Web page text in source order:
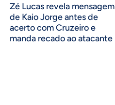
Zé Lucas revela mensagem
de Kaio Jorge antes de
acerto com Cruzeiro e
manda recado ao atacante